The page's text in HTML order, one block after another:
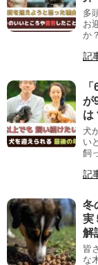
多
お
か
記
が
は
犬
い
飼
記
冬
実
解
皆
な